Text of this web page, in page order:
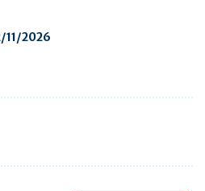
11/2026